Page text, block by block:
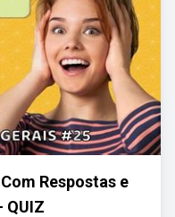
Respostas e
QUIZ